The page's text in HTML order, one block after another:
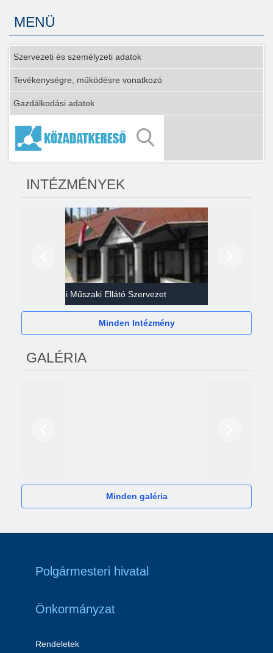
MENÜ
Szervezeti és személyzeti adatok
Tevékenységre, működésre vonatkozó
Gazdálkodási adatok
INTÉZMÉNYEK
Gazdasági Műszaki Ellátó Szervezet
Minden Intézmény
GALÉRIA
Minden galéria
Polgármesteri hivatal
Önkormányzat
Rendeletek